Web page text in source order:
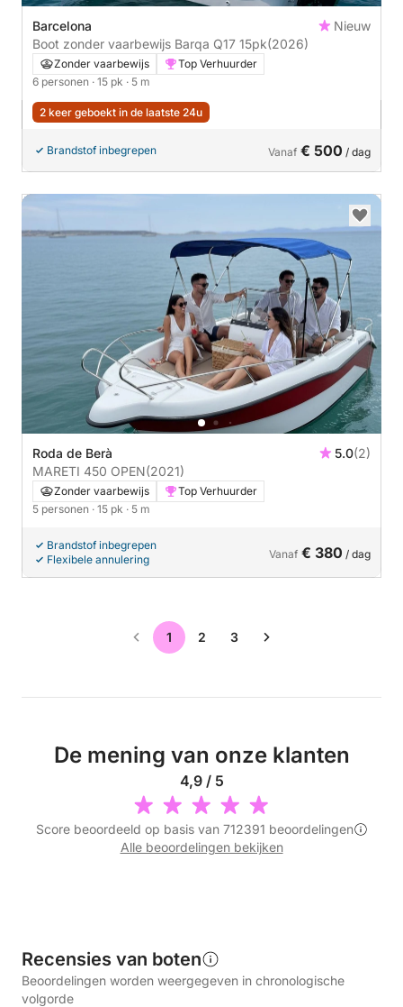
Barcelona
Nieuw
Boot zonder vaarbewijs Barqa Q17 15pk(2026)
Zonder vaarbewijs
Top Verhuurder
6 personen · 15 pk · 5 m
2 keer geboekt in de laatste 24u
Brandstof inbegrepen Vanaf € 500 / dag
Roda de Berà 5.0(2)
MARETI 450 OPEN(2021)
Zonder vaarbewijs
Top Verhuurder
5 personen · 15 pk · 5 m
Brandstof inbegrepen
Flexibele annulering
Vanaf € 380 / dag
1 2 3
De mening van onze klanten
4,9 / 5
Score beoordeeld op basis van 712391 beoordelingen
Alle beoordelingen bekijken
Recensies van boten
Beoordelingen worden weergegeven in chronologische
volgorde